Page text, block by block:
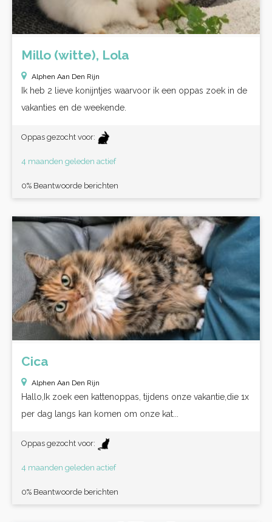
Millo (witte), Lola
Alphen Aan Den Rijn
Ik heb 2 lieve konijntjes waarvoor ik een oppas zoek in de
vakanties en de weekende.
Oppas gezocht voor:
4 maanden geleden actief
0% Beantwoorde berichten
Cica
Alphen Aan Den Rijn
Hallo,Ik zoek een kattenoppas, tijdens onze vakantie,die 1x
per dag langs kan komen om onze kat...
Oppas gezocht voor:
4 maanden geleden actief
0% Beantwoorde berichten